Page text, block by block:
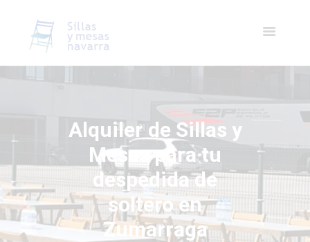
Alquiler de Sillas y
Mesas para tu
despedida de
soltero en
Zumarraga